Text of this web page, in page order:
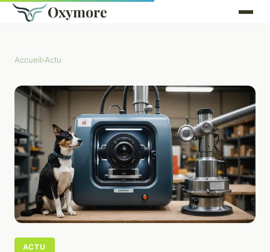
Oxymore
Accueil›Actu
ACTU